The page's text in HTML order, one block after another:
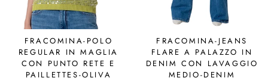
FRACOMINA-POLO
REGULAR IN MAGLIA
CON PUNTO RETE E
PAILLETTES-OLIVA
FRACOMINA-JEANS
FLARE A PALAZZO IN
DENIM CON LAVAGGIO
MEDIO-DENIM